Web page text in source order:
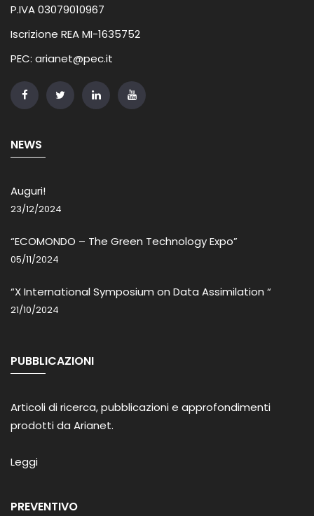
P.IVA 03079010967
Iscrizione REA MI-1635752
PEC: arianet@pec.it
NEWS
Auguri!
23/12/2024
“ECOMONDO – The Green Technology Expo”
05/11/2024
“X International Symposium on Data Assimilation “
21/10/2024
PUBBLICAZIONI
Articoli di ricerca, pubblicazioni e approfondimenti
prodotti da Arianet.
Leggi
PREVENTIVO